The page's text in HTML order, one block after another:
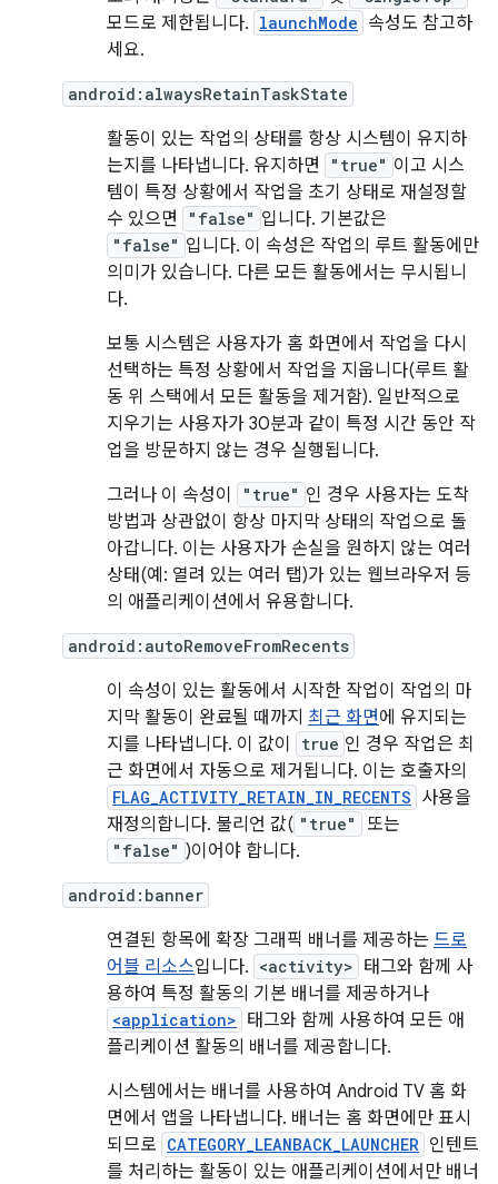
모드로 제한됩니다. launchMode 속성도 참고하
세요.
android:alwaysRetainTaskState
활동이 있는 작업의 상태를 항상 시스템이 유지하
는지를 나타냅니다. 유지하면
"true" 이고 시스
템이 특정 상황에서 작업을 초기 상태로 재설정할
수 있으면
"false" 입니다. 기본값은
"false" 입니다. 이 속성은 작업의 루트 활동에만
의미가 있습니다. 다른 모든 활동에서는 무시됩니
다.
보통 시스템은 사용자가 홈 화면에서 작업을 다시
선택하는 특정 상황에서 작업을 지웁니다(루트 활
동 위 스택에서 모든 활동을 제거함). 일반적으로
지우기는 사용자가 30분과 같이 특정 시간 동안 작
업을 방문하지 않는 경우 실행됩니다.
그러나 이 속성이
"true" 인 경우 사용자는 도착
방법과 상관없이 항상 마지막 상태의 작업으로 돌
아갑니다. 이는 사용자가 손실을 원하지 않는 여러
상태(예: 열려 있는 여러 탭)가 있는 웹브라우저 등
의 애플리케이션에서 유용합니다.
android:autoRemoveFromRecents
이 속성이 있는 활동에서 시작한 작업이 작업의 마
지막 활동이 완료될 때까지 최근 화면에 유지되는
지를 나타냅니다. 이 값이
true 인 경우 작업은 최
근 화면에서 자동으로 제거됩니다. 이는 호출자의
FLAG_ACTIVITY_RETAIN_IN_RECENTS 사용을
재정의합니다. 불리언 값( "true" 또는
"false" )이어야 합니다.
android:banner
연결된 항목에 확장 그래픽 배너를 제공하는 드로
어블 리소스입니다. <activity> 태그와 함께 사
용하여 특정 활동의 기본 배너를 제공하거나
<application> 태그와 함께 사용하여 모든 애
플리케이션 활동의 배너를 제공합니다.
시스템에서는 배너를 사용하여 Android TV 홈 화
면에서 앱을 나타냅니다. 배너는 홈 화면에만 표시
되므로 CATEGORY_LEANBACK_LAUNCHER 인텐트
를 처리하는 활동이 있는 애플리케이션에서만 배너